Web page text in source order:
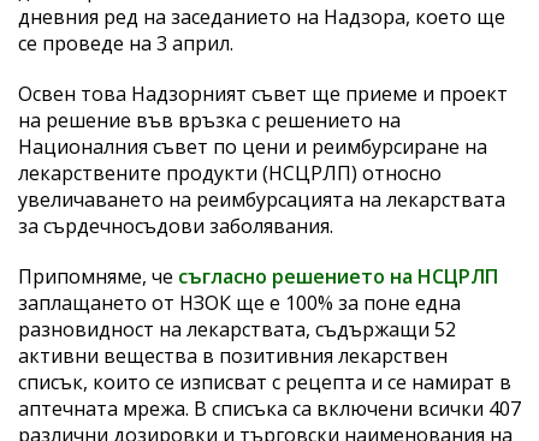
дневния ред на заседанието на Надзора, което ще
се проведе на 3 април.
Освен това Надзорният съвет ще приеме и проект
на решение във връзка с решението на
Националния съвет по цени и реимбурсиране на
лекарствените продукти (НСЦРЛП) относно
увеличаването на реимбурсацията на лекарствата
за сърдечносъдови заболявания.
Припомняме, че съгласно решението на НСЦРЛП
заплащането от НЗОК ще е 100% за поне една
разновидност на лекарствата, съдържащи 52
активни вещества в позитивния лекарствен
списък, които се изписват с рецепта и се намират в
аптечната мрежа. В списъка са включени всички 407
различни дозировки и търговски наименования на